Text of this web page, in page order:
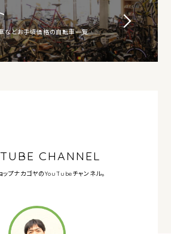
車などお手頃価格の自転車一覧
CHANNEL
ップナカゴヤのYouTubeチャンネル。